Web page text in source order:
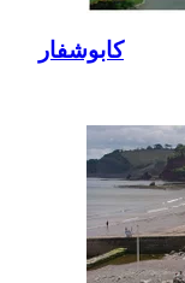
كابوشفار